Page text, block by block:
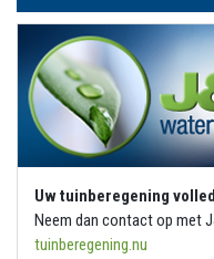
Uw tuinberegening
Neem dan contact op met
tuinberegening.nu